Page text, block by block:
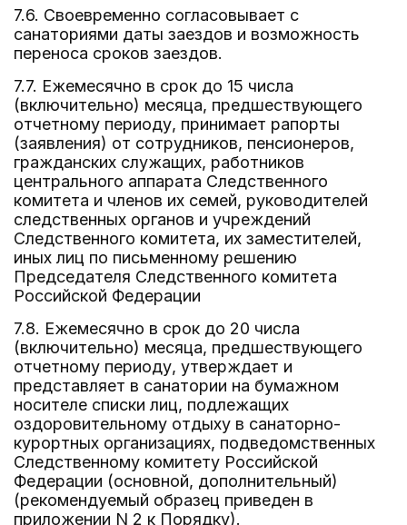
7.6. Своевременно согласовывает с
санаториями даты заездов и возможность
переноса сроков заездов.
7.7. Ежемесячно в срок до 15 числа
(включительно) месяца, предшествующего
отчетному периоду, принимает рапорты
(заявления) от сотрудников, пенсионеров,
гражданских служащих, работников
центрального аппарата Следственного
комитета и членов их семей, руководителей
следственных органов и учреждений
Следственного комитета, их заместителей,
иных лиц по письменному решению
Председателя Следственного комитета
Российской Федерации
7.8. Ежемесячно в срок до 20 числа
(включительно) месяца, предшествующего
отчетному периоду, утверждает и
представляет в санатории на бумажном
носителе списки лиц, подлежащих
оздоровительному отдыху в санаторно-
курортных организациях, подведомственных
Следственному комитету Российской
Федерации (основной, дополнительный)
(рекомендуемый образец приведен в
приложении N 2 к Порядку).